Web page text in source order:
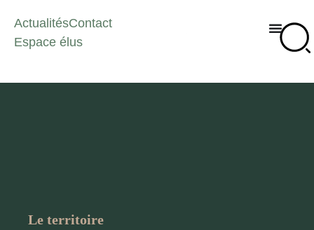
ActualitésContact
Espace élus
Le territoire